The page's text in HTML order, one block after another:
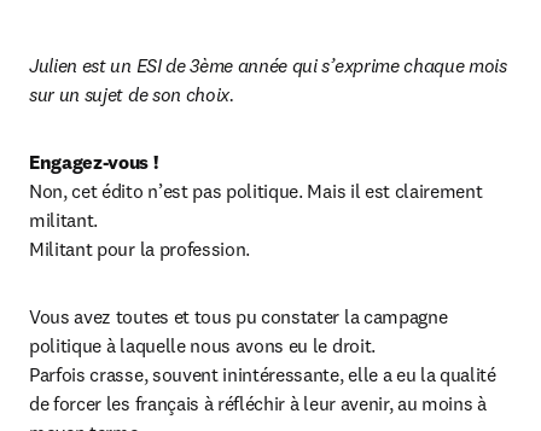
Julien est un ESI de 3ème année qui s’exprime chaque mois
sur un sujet de son choix.
Engagez-vous !
Non, cet édito n’est pas politique. Mais il est clairement
militant.
Militant pour la profession.
Vous avez toutes et tous pu constater la campagne
politique à laquelle nous avons eu le droit.
Parfois crasse, souvent inintéressante, elle a eu la qualité
de forcer les français à réfléchir à leur avenir, au moins à